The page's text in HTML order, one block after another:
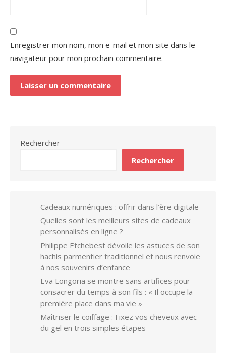
Enregistrer mon nom, mon e-mail et mon site dans le
navigateur pour mon prochain commentaire.
Rechercher
Rechercher
Cadeaux numériques : offrir dans l’ère digitale
Quelles sont les meilleurs sites de cadeaux
personnalisés en ligne ?
Philippe Etchebest dévoile les astuces de son
hachis parmentier traditionnel et nous renvoie
à nos souvenirs d’enfance
Eva Longoria se montre sans artifices pour
consacrer du temps à son fils : « Il occupe la
première place dans ma vie »
Maîtriser le coiffage : Fixez vos cheveux avec
du gel en trois simples étapes